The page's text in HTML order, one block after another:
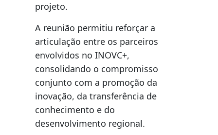
projeto.
A reunião permitiu reforçar a
articulação entre os parceiros
envolvidos no INOVC+,
consolidando o compromisso
conjunto com a promoção da
inovação, da transferência de
conhecimento e do
desenvolvimento regional.